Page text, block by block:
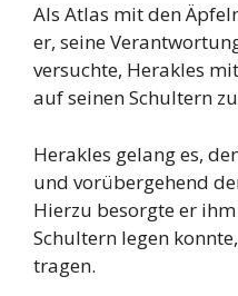
Als Atlas mit den
er, seine
versuchte, Herakles
auf seinen Schultern
Herakles gelang es,
und vorübergehend
Hierzu besorgte er
Schultern legen
tragen.